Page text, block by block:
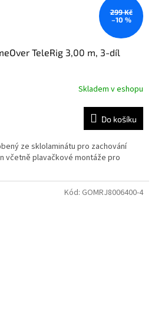
299 Kč
–10 %
TeleRig 3,00 m, 3-díl
Skladem v eshopu
Do košíku
ze sklolaminátu pro zachování
včetně plavačkové montáže pro
Kód: GOMRJ8006400-4